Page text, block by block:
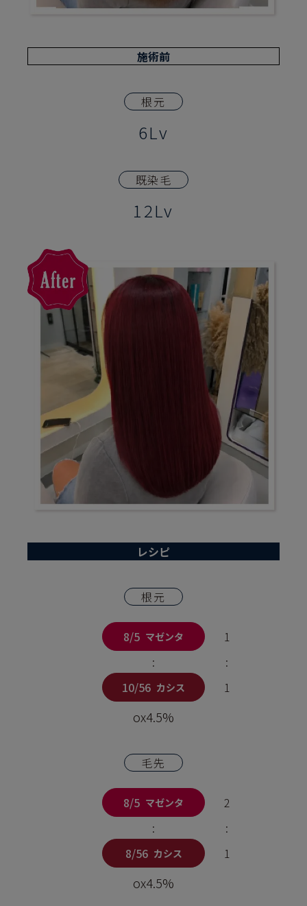
施術前
根元
6Lv
既染毛
12Lv
レシピ
根元
8/5 マゼンタ
1
:
:
10/56 カシス 1
ox4.5%
毛先
8/5 マゼンタ
2
:
:
8/56 カシス 1
ox4.5%